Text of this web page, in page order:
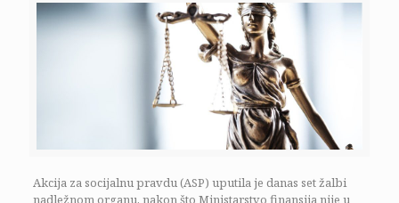
Akcija za socijalnu pravdu (ASP) uputila je danas set žalbi
nadležnom organu, nakon što Ministarstvo finansija nije u